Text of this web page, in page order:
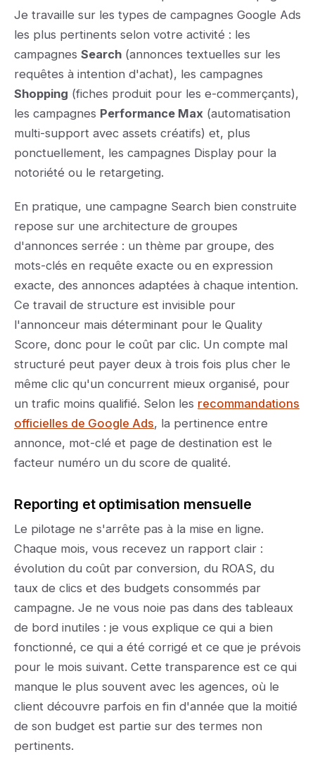
Je travaille sur les types de campagnes Google Ads
les plus pertinents selon votre activité : les
campagnes Search (annonces textuelles sur les
requêtes à intention d'achat), les campagnes
Shopping (fiches produit pour les e-commerçants),
les campagnes Performance Max (automatisation
multi-support avec assets créatifs) et, plus
ponctuellement, les campagnes Display pour la
notoriété ou le retargeting.
En pratique, une campagne Search bien construite
repose sur une architecture de groupes
d'annonces serrée : un thème par groupe, des
mots-clés en requête exacte ou en expression
exacte, des annonces adaptées à chaque intention.
Ce travail de structure est invisible pour
l'annonceur mais déterminant pour le Quality
Score, donc pour le coût par clic. Un compte mal
structuré peut payer deux à trois fois plus cher le
même clic qu'un concurrent mieux organisé, pour
un trafic moins qualifié. Selon les recommandations
officielles de Google Ads, la pertinence entre
annonce, mot-clé et page de destination est le
facteur numéro un du score de qualité.
Reporting et optimisation mensuelle
Le pilotage ne s'arrête pas à la mise en ligne.
Chaque mois, vous recevez un rapport clair :
évolution du coût par conversion, du ROAS, du
taux de clics et des budgets consommés par
campagne. Je ne vous noie pas dans des tableaux
de bord inutiles : je vous explique ce qui a bien
fonctionné, ce qui a été corrigé et ce que je prévois
pour le mois suivant. Cette transparence est ce qui
manque le plus souvent avec les agences, où le
client découvre parfois en fin d'année que la moitié
de son budget est partie sur des termes non
pertinents.